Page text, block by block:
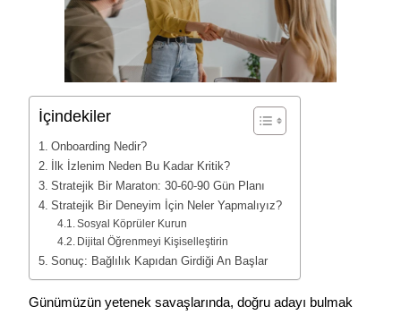
İçindekiler
Onboarding Nedir?
İlk İzlenim Neden Bu Kadar Kritik?
Stratejik Bir Maraton: 30-60-90 Gün Planı
Stratejik Bir Deneyim İçin Neler Yapmalıyız?
Sosyal Köprüler Kurun
Dijital Öğrenmeyi Kişiselleştirin
Sonuç: Bağlılık Kapıdan Girdiği An Başlar
Günümüzün yetenek savaşlarında, doğru adayı bulmak